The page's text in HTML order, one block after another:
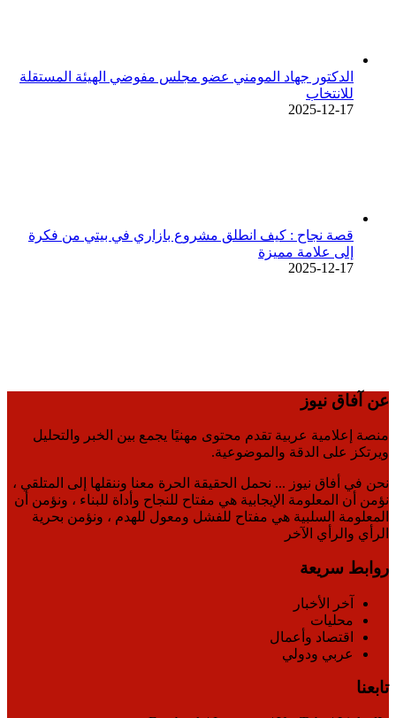
الدكتور جهاد المومني عضو مجلس مفوضي الهيئة المستقلة
للانتخاب
2025-12-17
قصة نجاح : كيف انطلق مشروع بازاري في بيتي من فكرة
إلى علامة مميزة
2025-12-17
عن آفاق نيوز
منصة إعلامية عربية تقدم محتوى مهنيًا يجمع بين الخبر والتحليل
ويرتكز على الدقة والموضوعية.
نحن في أفاق نيوز ... نحمل الحقيقة الحرة معنا وننقلها إلى المتلقي ،
نؤمن أن المعلومة الإيجابية هي مفتاح للنجاح وأداة للبناء ، ونؤمن أن
المعلومة السلبية هي مفتاح للفشل ومعول للهدم ، ونؤمن بحرية
الرأي والرأي الآخر
روابط سريعة
آخر الأخبار
محليات
اقتصاد وأعمال
عربي ودولي
تابعنا